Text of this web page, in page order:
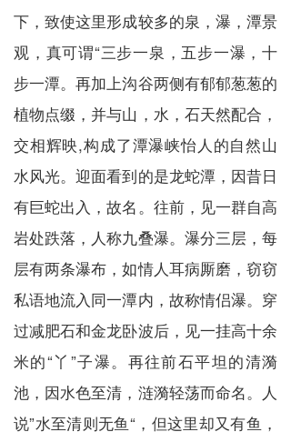
下，致使这里形成较多的泉，瀑，潭景
观，真可谓“三步一泉，五步一瀑，十
步一潭。再加上沟谷两侧有郁郁葱葱的
植物点缀，并与山，水，石天然配合，
交相辉映,构成了潭瀑峡怡人的自然山
水风光。迎面看到的是龙蛇潭，因昔日
有巨蛇出入，故名。往前，见一群自高
岩处跌落，人称九叠瀑。瀑分三层，每
层有两条瀑布，如情人耳病厮磨，窃窃
私语地流入同一潭内，故称情侣瀑。穿
过减肥石和金龙卧波后，见一挂高十余
米的“丫”子瀑。再往前石平坦的清漪
池，因水色至清，涟漪轻荡而命名。人
说”水至清则无鱼“，但这里却又有鱼，